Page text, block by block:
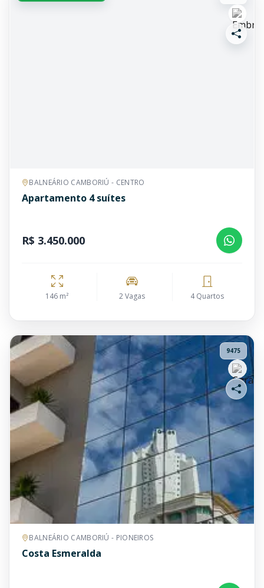
BALNEÁRIO CAMBORIÚ - CENTRO
Apartamento 4 suítes
R$ 3.450.000
146 m² 2 Vagas 4 Quartos
9475
BALNEÁRIO CAMBORIÚ - PIONEIROS
Costa Esmeralda